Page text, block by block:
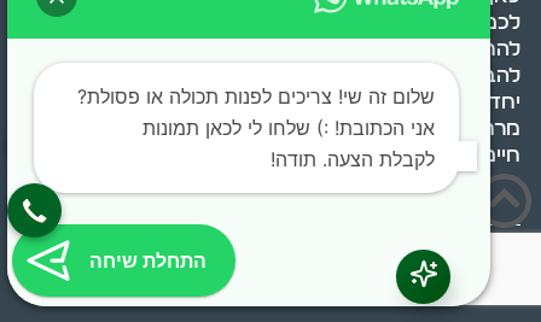
לכם
להתמודד,
להבין ולשנות.
יחד, ניצור
מרחב
חיים בריא ומאוזן.
הזכויות שמורות.
שלום זה שי! צריכים לפנות תכולה או פסולת?
אני הכתובת! :) שלחו לי לכאן תמונות
לקבלת הצעה. תודה!
התחלת שיחה